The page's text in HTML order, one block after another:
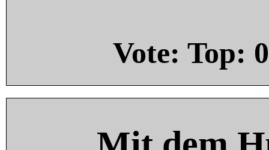
Vote: Top: 0